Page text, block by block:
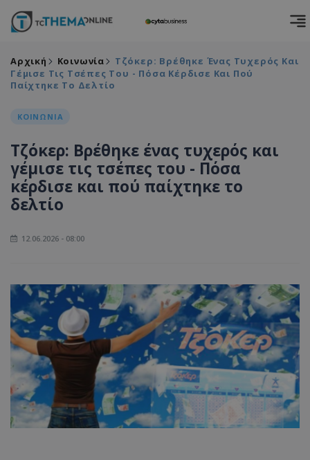
Αρχική Κοινωνία
Τζόκερ: Βρέθηκε Ένας Τυχερός Και
Γέμισε Τις Τσέπες Του - Πόσα Κέρδισε Και Πού
Παίχτηκε Το Δελτίο
ΚΟΙΝΩΝΙΑ
Τζόκερ: Βρέθηκε ένας τυχερός και
γέμισε τις τσέπες του - Πόσα
κέρδισε και πού παίχτηκε το
δελτίο
12.06.2026 - 08:00